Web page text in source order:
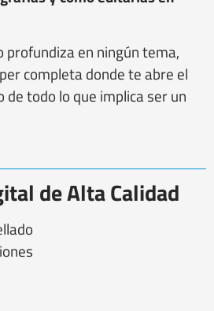
profundiza en ningún tema,
completa donde te abre el
todo lo que implica ser un
de Alta Calidad